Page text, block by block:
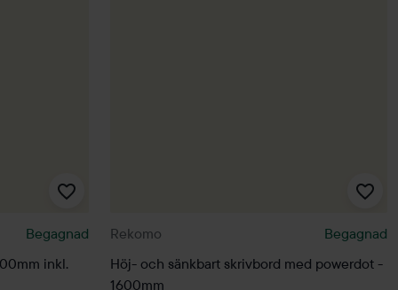
Begagnad
inkl.
Rekomo
Begagnad
Höj- och sänkbart skrivbord med powerdot -
1600mm